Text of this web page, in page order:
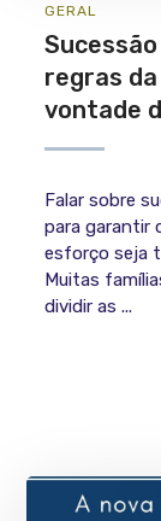
GERAL
regras
vontade
Falar sobre
para garantir
esforço seja
Muitas
dividir as ...